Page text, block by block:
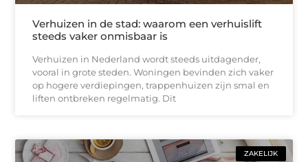
Verhuizen in de stad: waarom een verhuislift
steeds vaker onmisbaar is
Verhuizen in Nederland wordt steeds uitdagender,
vooral in grote steden. Woningen bevinden zich vaker
op hogere verdiepingen, trappenhuizen zijn smal en
liften ontbreken regelmatig. Dit
ZAKELIJK